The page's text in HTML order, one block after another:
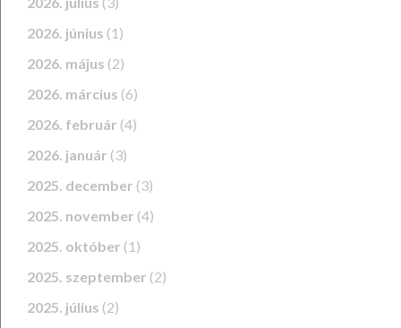
2026. június (1)
2026. május (2)
2026. március (6)
2026. február (4)
2026. január (3)
2025. december (3)
2025. november (4)
2025. október (1)
2025. szeptember (2)
2025. július (2)